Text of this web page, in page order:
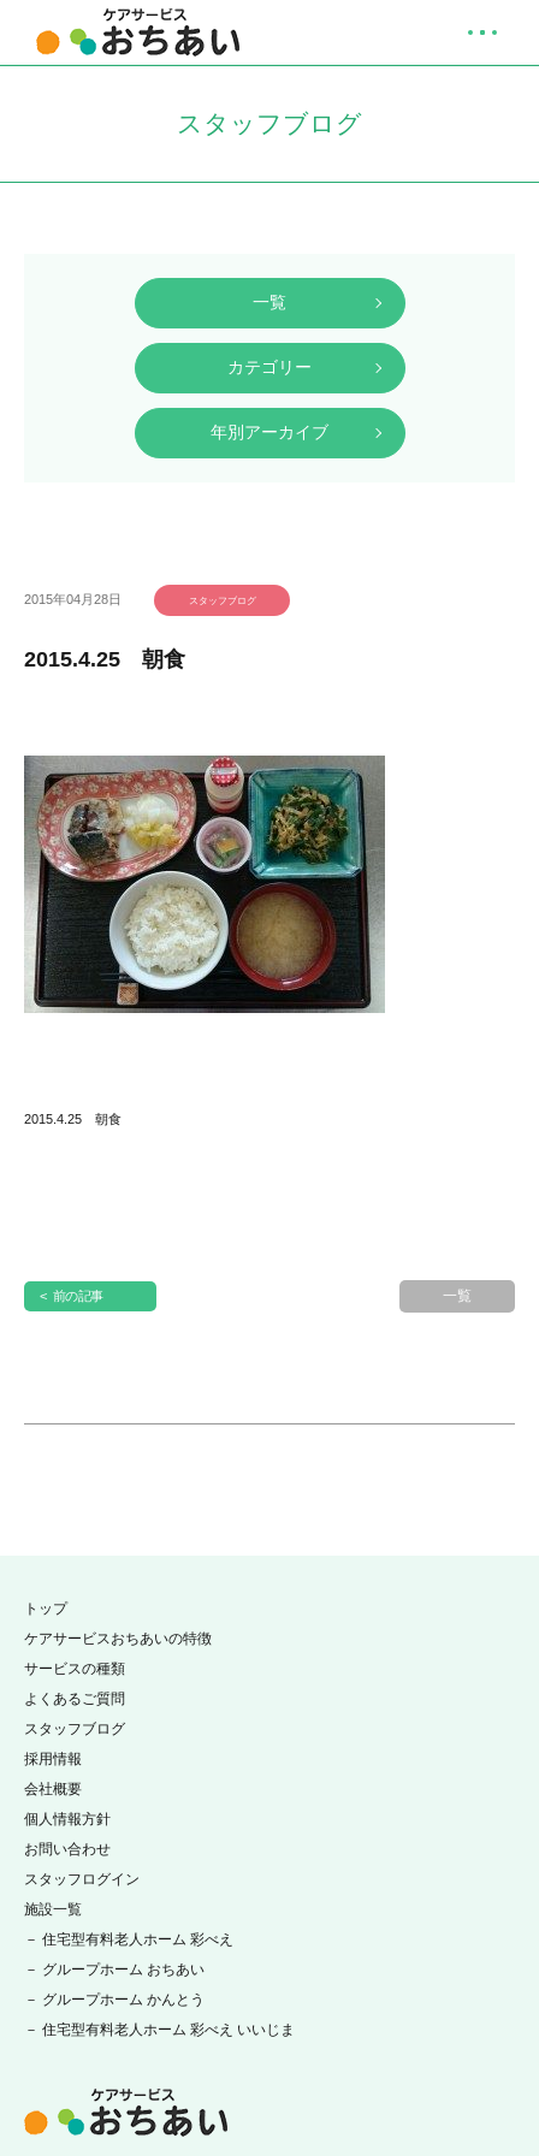
スタッフブログ
一覧
カテゴリー
年別アーカイブ
2015年04月28日 スタッフブログ
2015.4.25 朝食
2015.4.25 朝食
< 前の記事 一覧
トップ
ケアサービスおちあいの特徴
サービスの種類
よくあるご質問
スタッフブログ
採用情報
施設一覧
－ 住宅型有料老人ホーム 彩べえ
－ グループホーム おちあい
－ グループホーム かんとう
－ 住宅型有料老人ホーム 彩べえ いいじま
会社概要
個人情報方針
お問い合わせ
スタッフログイン